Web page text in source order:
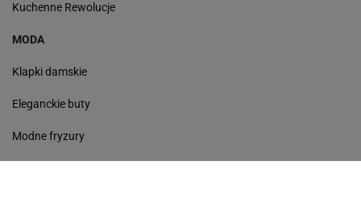
Kuchenne Rewolucje
MODA
Klapki damskie
Eleganckie buty
Modne fryzury